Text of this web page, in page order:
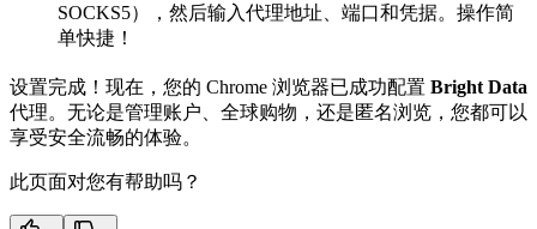
SOCKS5），然后输入代理地址、端口和凭据。操作简
单快捷！
设置完成！现在，您的 Chrome 浏览器已成功配置 Bright Data
代理。无论是管理账户、全球购物，还是匿名浏览，您都可以
享受安全流畅的体验。
此页面对您有帮助吗？